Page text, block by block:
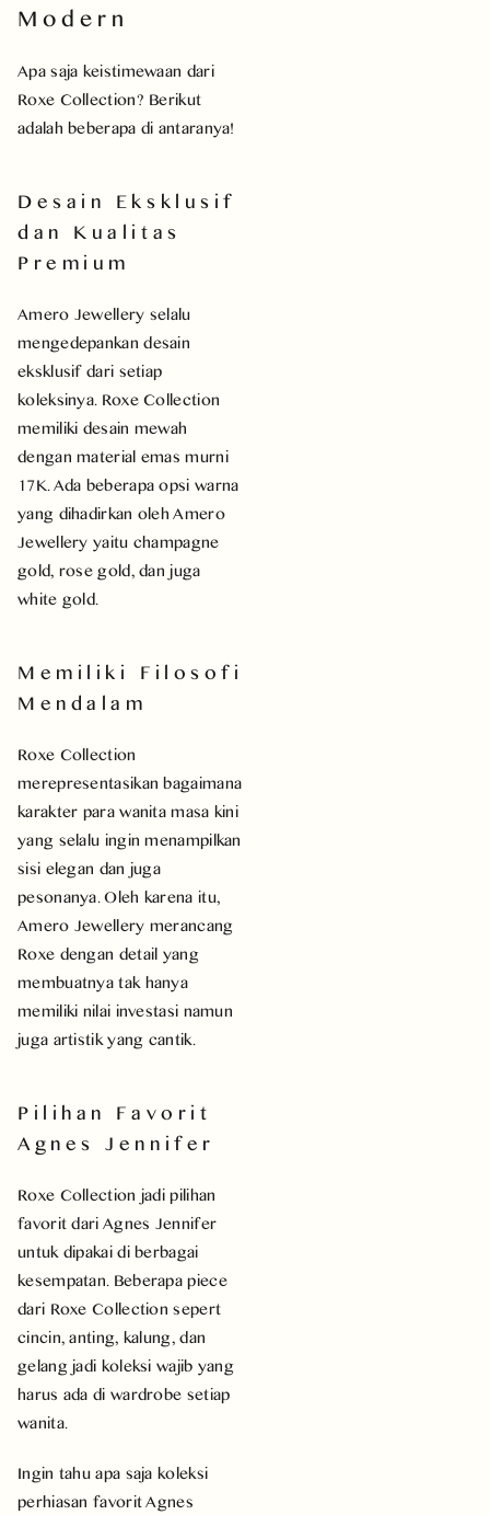
Modern
Apa saja keistimewaan dari
Roxe Collection? Berikut
adalah beberapa di antaranya!
Desain Eksklusif
dan Kualitas
Premium
Amero Jewellery selalu
mengedepankan desain
eksklusif dari setiap
koleksinya. Roxe Collection
memiliki desain mewah
dengan material emas murni
17K. Ada beberapa opsi warna
yang dihadirkan oleh Amero
Jewellery yaitu champagne
gold, rose gold, dan juga
white gold.
Memiliki Filosofi
Mendalam
Roxe Collection
merepresentasikan bagaimana
karakter para wanita masa kini
yang selalu ingin menampilkan
sisi elegan dan juga
pesonanya. Oleh karena itu,
Amero Jewellery merancang
Roxe dengan detail yang
membuatnya tak hanya
memiliki nilai investasi namun
juga artistik yang cantik.
Pilihan Favorit
Agnes Jennifer
Roxe Collection jadi pilihan
favorit dari Agnes Jennifer
untuk dipakai di berbagai
kesempatan. Beberapa piece
dari Roxe Collection sepert
cincin, anting, kalung, dan
gelang jadi koleksi wajib yang
harus ada di wardrobe setiap
wanita.
Ingin tahu apa saja koleksi
perhiasan favorit Agnes